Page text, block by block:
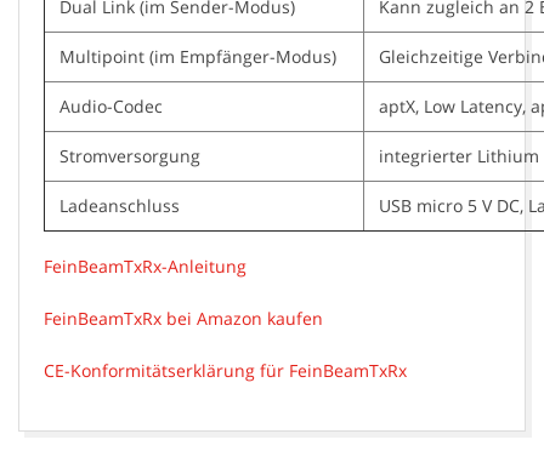
Dual Link (im Sender-Modus) Kann zugleich an
Multipoint (im Empfänger-Modus) Gleichzeitige
Audio-Codec aptX, Low Latency,
Stromversorgung integrierter Lithium
Ladeanschluss USB micro 5 V DC,
FeinBeamTxRx-Anleitung
FeinBeamTxRx bei Amazon kaufen
CE-Konformitätserklärung für FeinBeamTxRx